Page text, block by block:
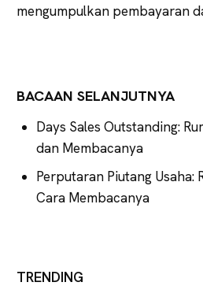
mengumpulkan pembayaran
BACAAN SELANJUTNYA
Days Sales Outstanding:
dan Membacanya
Perputaran Piutang Usaha:
Cara Membacanya
TRENDING